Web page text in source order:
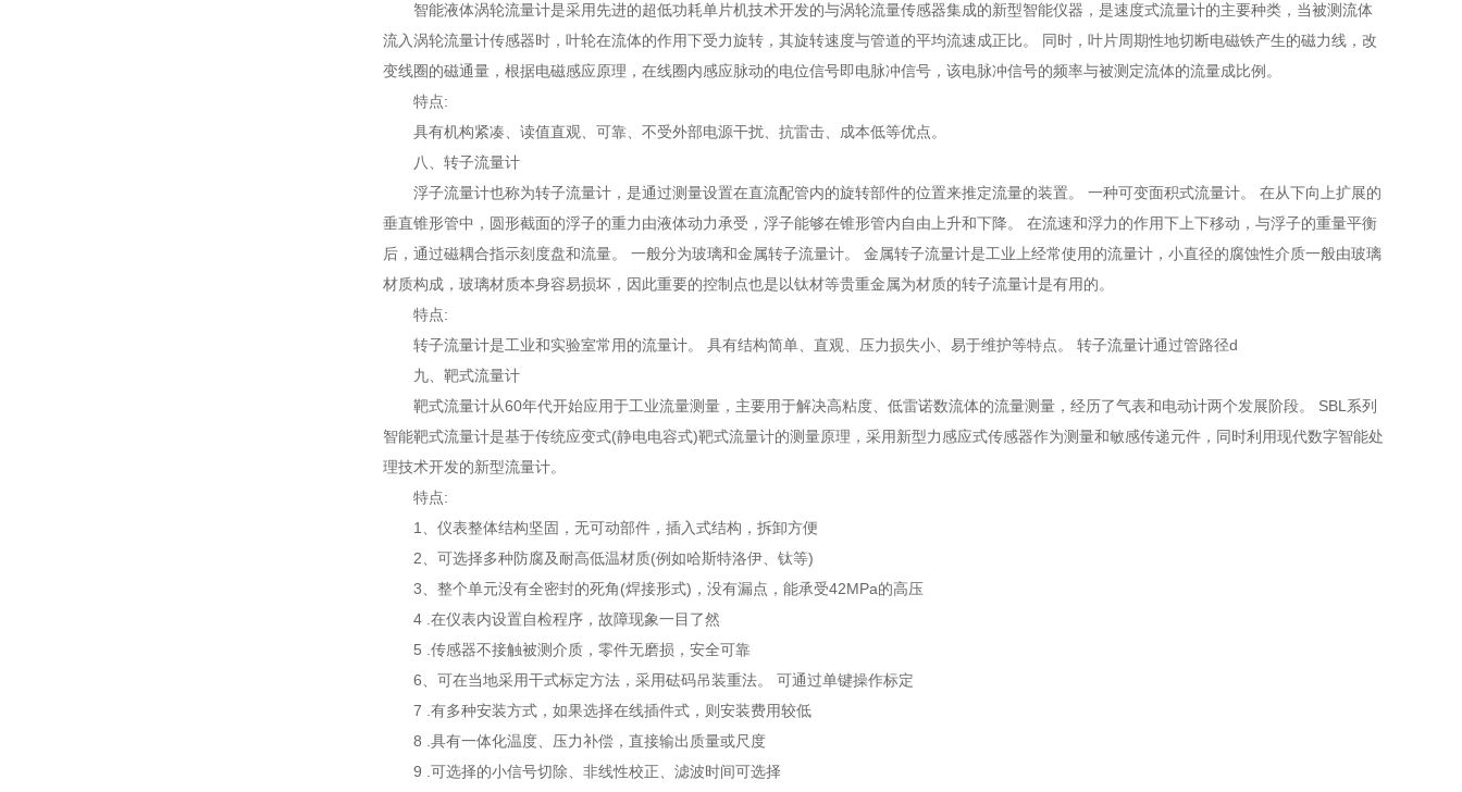
智能液体涡轮流量计是采用先进的超低功耗单片机技术开发的与涡轮流量传感器集成的新型智能仪器，是速度式流量计的主要种类，当被测流体
流入涡轮流量计传感器时，叶轮在流体的作用下受力旋转，其旋转速度与管道的平均流速成正比。 同时，叶片周期性地切断电磁铁产生的磁力线，改
变线圈的磁通量，根据电磁感应原理，在线圈内感应脉动的电位信号即电脉冲信号，该电脉冲信号的频率与被测定流体的流量成比例。
特点:
具有机构紧凑、读值直观、可靠、不受外部电源干扰、抗雷击、成本低等优点。
八、转子流量计
浮子流量计也称为转子流量计，是通过测量设置在直流配管内的旋转部件的位置来推定流量的装置。 一种可变面积式流量计。 在从下向上扩展的
垂直锥形管中，圆形截面的浮子的重力由液体动力承受，浮子能够在锥形管内自由上升和下降。 在流速和浮力的作用下上下移动，与浮子的重量平衡
后，通过磁耦合指示刻度盘和流量。 一般分为玻璃和金属转子流量计。 金属转子流量计是工业上经常使用的流量计，小直径的腐蚀性介质一般由玻璃
材质构成，玻璃材质本身容易损坏，因此重要的控制点也是以钛材等贵重金属为材质的转子流量计是有用的。
特点:
转子流量计是工业和实验室常用的流量计。 具有结构简单、直观、压力损失小、易于维护等特点。 转子流量计通过管路径d
九、靶式流量计
靶式流量计从60年代开始应用于工业流量测量，主要用于解决高粘度、低雷诺数流体的流量测量，经历了气表和电动计两个发展阶段。 SBL系列
智能靶式流量计是基于传统应变式(静电电容式)靶式流量计的测量原理，采用新型力感应式传感器作为测量和敏感传递元件，同时利用现代数字智能处
理技术开发的新型流量计。
特点:
1、仪表整体结构坚固，无可动部件，插入式结构，拆卸方便
2、可选择多种防腐及耐高低温材质(例如哈斯特洛伊、钛等)
3、整个单元没有全密封的死角(焊接形式)，没有漏点，能承受42MPa的高压
4 .在仪表内设置自检程序，故障现象一目了然
5 .传感器不接触被测介质，零件无磨损，安全可靠
6、可在当地采用干式标定方法，采用砝码吊装重法。 可通过单键操作标定
7 .有多种安装方式，如果选择在线插件式，则安装费用较低
8 .具有一体化温度、压力补偿，直接输出质量或尺度
9 .可选择的小信号切除、非线性校正、滤波时间可选择